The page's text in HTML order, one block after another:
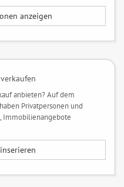
anzeigen
anbieten? Auf dem
Privatpersonen und
Immobilienangebote